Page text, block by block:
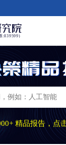
精品报告，点